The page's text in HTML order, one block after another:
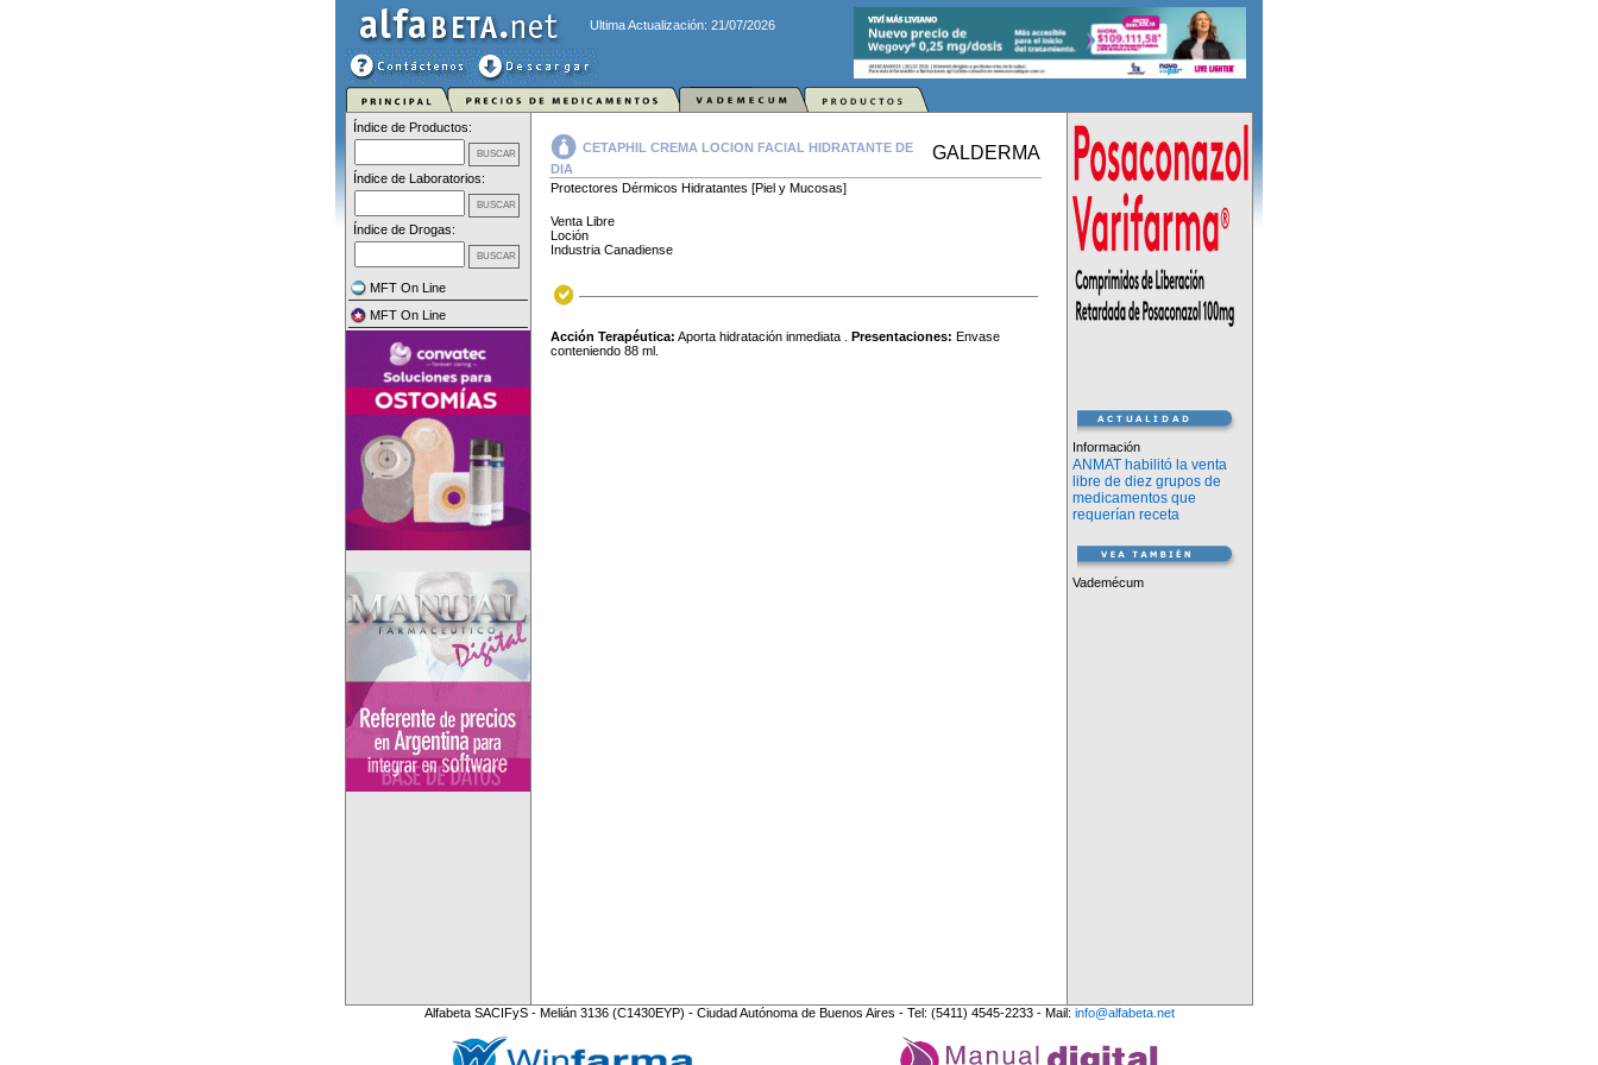
Ultima Actualización: 21/07/2026
Índice de Productos:
Índice de Laboratorios:
Índice de Drogas:
MFT On Line
MFT On Line
CETAPHIL CREMA LOCION FACIAL HIDRATANTE DE
DIA
GALDERMA
Protectores Dérmicos Hidratantes [Piel y Mucosas]
Venta Libre
Loción
Industria Canadiense
Acción Terapéutica: Aporta hidratación inmediata . Presentaciones: Envase
conteniendo 88 ml.
Información
ANMAT habilitó la venta
libre de diez grupos de
medicamentos que
requerían receta
Vademécum
Alfabeta SACIFyS - Melián 3136 (C1430EYP) - Ciudad Autónoma de Buenos Aires - Tel: (5411) 4545-2233 - Mail: info@alfabeta.net